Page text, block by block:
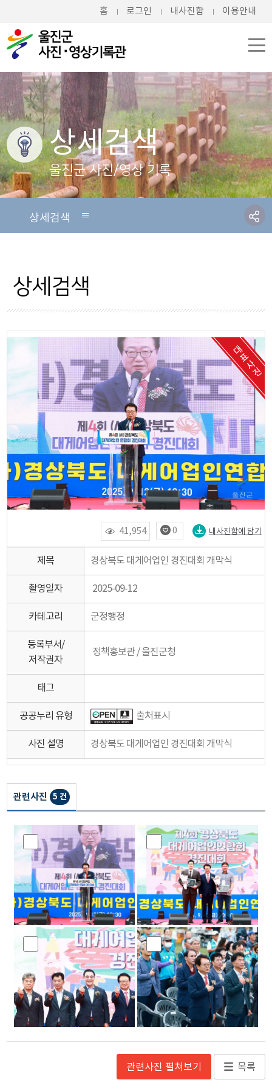
홈 로그인 내사진함 이용안내
상세검색
울진군 사진/영상 기록
상세검색
자료현황
상세검색
41,954 0 내사진함에 담기
제목 경상북도 대게어업인 경진대회 개막식
촬영일자 2025-09-12
카테고리 군정행정
등록부서/
저작권자
정책홍보관 / 울진군청
태그
공공누리 유형 출처표시
사진 설명 경상북도 대게어업인 경진대회 개막식
관련사진 5 건
관련사진 펼쳐보기 목록